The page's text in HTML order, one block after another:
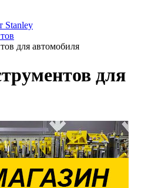
Stanley
для автомобиля
для